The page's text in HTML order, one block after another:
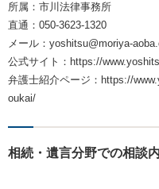
所属：市川法律事務所
直通：050-3623-1320
メール：yoshitsu@moriya-
公式サイト：https://
弁護士紹介ページ：https://
oukai/
相続・遺言分野での相談